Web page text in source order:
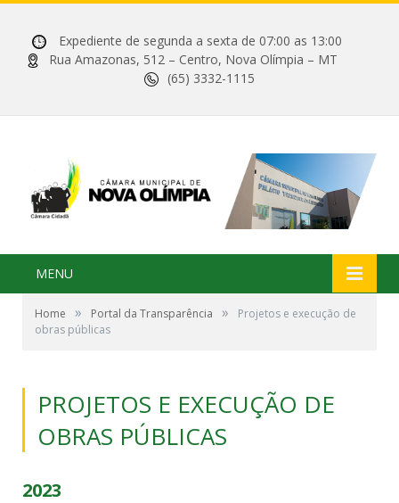
Expediente de segunda a sexta de 07:00 as 13:00
Rua Amazonas, 512 – Centro, Nova Olímpia – MT
(65) 3332-1115
MENU
Home » Portal da Transparência »
Projetos e execução de
obras públicas
PROJETOS E EXECUÇÃO DE
OBRAS PÚBLICAS
2023